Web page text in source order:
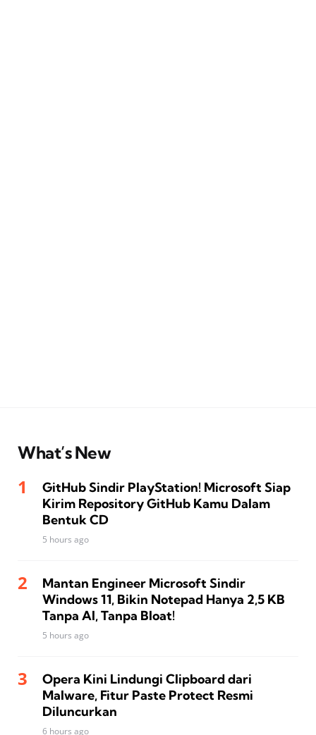
What’s New
GitHub Sindir PlayStation! Microsoft Siap
Kirim Repository GitHub Kamu Dalam
Bentuk CD
5 hours ago
Mantan Engineer Microsoft Sindir
Windows 11, Bikin Notepad Hanya 2,5 KB
Tanpa AI, Tanpa Bloat!
5 hours ago
Opera Kini Lindungi Clipboard dari
Malware, Fitur Paste Protect Resmi
Diluncurkan
6 hours ago